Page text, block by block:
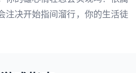
注决开始指间溜行，你的生活徒